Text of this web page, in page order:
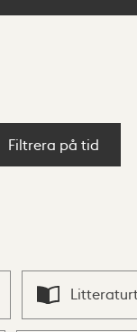
Filtrera på tid